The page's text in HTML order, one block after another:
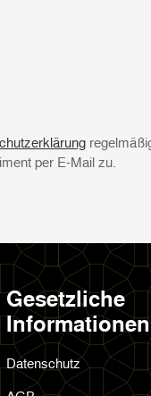
per E-Mail zu.
Gesetzliche
Informationen
Datenschutz